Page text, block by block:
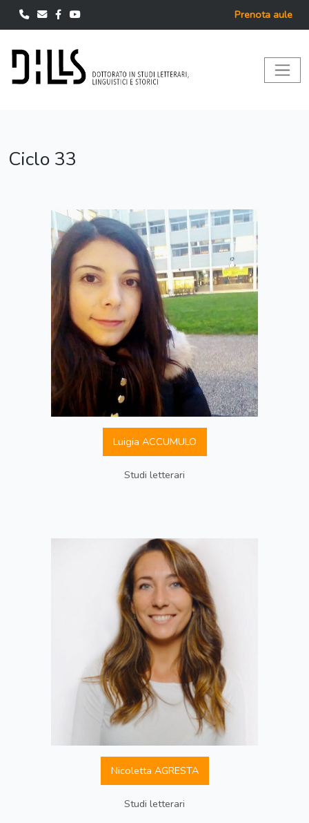
Prenota aule
Ciclo 33
Luigia ACCUMULO
Studi letterari
Nicoletta AGRESTA
Studi letterari